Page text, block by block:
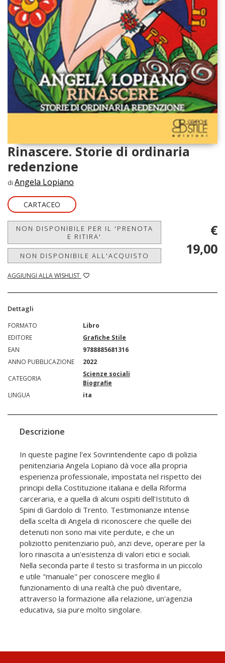
Rinascere. Storie di ordinaria
redenzione
di Angela Lopiano
CARTACEO
NON DISPONIBILE PER IL 'PRENOTA
E RITIRA'
NON DISPONIBILE ALL'ACQUISTO
AGGIUNGI ALLA WISHLIST
€
19,00
Dettagli
FORMATO
Libro
EDITORE
Grafiche Stile
EAN
9788885681316
ANNO PUBBLICAZIONE
2022
CATEGORIA
Scienze sociali
Biografie
LINGUA
ita
Descrizione
In queste pagine l'ex Sovrintendente capo di polizia
penitenziaria Angela Lopiano dà voce alla propria
esperienza professionale, impostata nel rispetto dei
principi della Costituzione italiana e della Riforma
carceraria, e a quella di alcuni ospiti dell'Istituto di
Spini di Gardolo di Trento. Testimonianze intense
della scelta di Angela di riconoscere che quelle dei
detenuti non sono mai vite perdute, e che un
poliziotto penitenziario può, anzi deve, operare per la
loro rinascita a un'esistenza di valori etici e sociali.
Nella seconda parte il testo si trasforma in un piccolo
e utile "manuale" per conoscere meglio il
funzionamento di una realtà che può diventare,
attraverso la formazione alla relazione, un'agenzia
educativa, sia pure molto singolare.